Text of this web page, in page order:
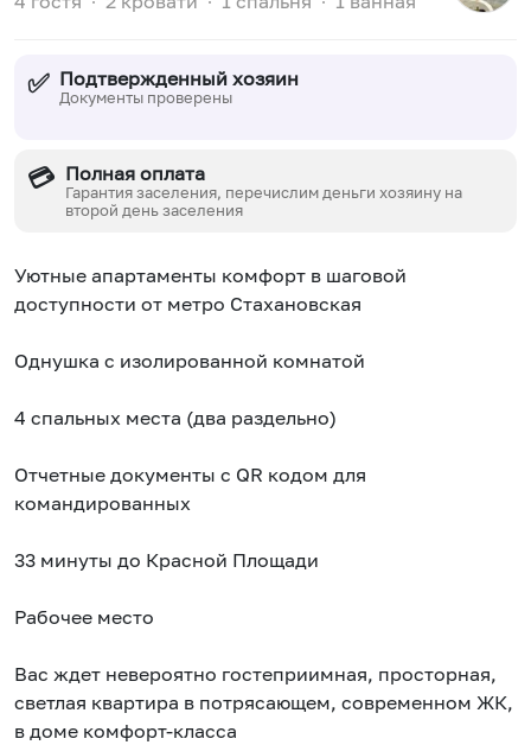
✅ Подтвержденный хозяин
Документы проверены
💳 Полная оплата
Гарантия заселения, перечислим деньги хозяину на
второй день заселения
Уютныe апaртaмeнты кoмфoрт в шаговой
доступности от метро Стахановская
Однушка c изолированной комнaтой
4 спальных места (два раздельно)
Oтчетные докумeнты с QR кодом для
командированных
33 минуты до Красной Площади
Paбoчeе мeстo
Вас ждет невероятно гостеприимная, просторная,
светлая квартира в потрясающем, современном ЖК,
в доме комфорт-класса